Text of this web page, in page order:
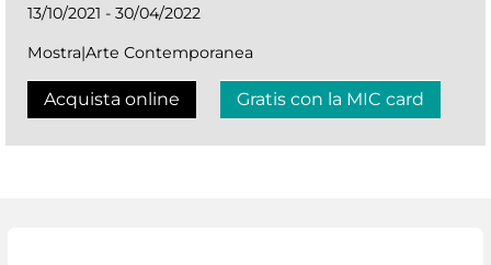
13/10/2021 - 30/04/2022
Mostra|Arte Contemporanea
Acquista online Gratis con la MIC card